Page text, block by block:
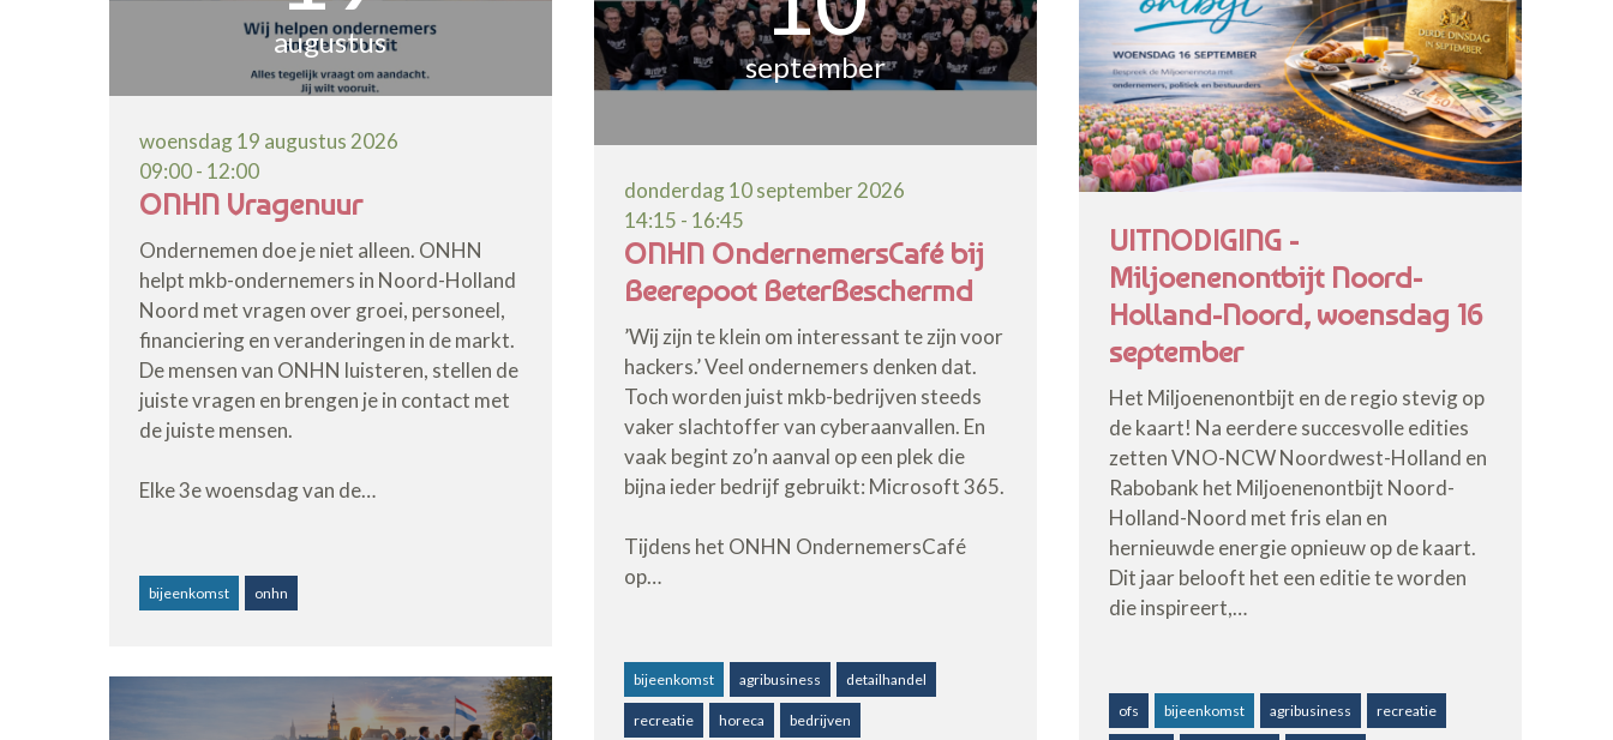
augustus
woensdag 19 augustus 2026
09:00 - 12:00
ONHN Vragenuur
Ondernemen doe je niet alleen. ONHN
helpt mkb-ondernemers in Noord-Holland
Noord met vragen over groei, personeel,
financiering en veranderingen in de markt.
De mensen van ONHN luisteren, stellen de
juiste vragen en brengen je in contact met
de juiste mensen.
Elke 3e woensdag van de…
bijeenkomst onhn
september
donderdag 10 september 2026
14:15 - 16:45
ONHN OndernemersCafé bij
Beerepoot BeterBeschermd
’Wij zijn te klein om interessant te zijn voor
hackers.’ Veel ondernemers denken dat.
Toch worden juist mkb-bedrijven steeds
vaker slachtoffer van cyberaanvallen. En
vaak begint zo’n aanval op een plek die
bijna ieder bedrijf gebruikt: Microsoft 365.
Tijdens het ONHN OndernemersCafé
op…
bijeenkomst agribusiness detailhandel
recreatie horeca bedrijven
UITNODIGING -
Miljoenenontbijt Noord-
Holland-Noord, woensdag 16
september
Het Miljoenenontbijt en de regio stevig op
de kaart! Na eerdere succesvolle edities
zetten VNO-NCW Noordwest-Holland en
Rabobank het Miljoenenontbijt Noord-
Holland-Noord met fris elan en
hernieuwde energie opnieuw op de kaart.
Dit jaar belooft het een editie te worden
die inspireert,…
ofs bijeenkomst agribusiness recreatie